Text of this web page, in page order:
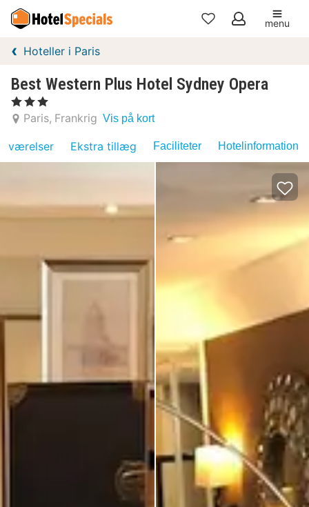
Mine
menu
Hoteller i Paris
Best Western Plus Hotel Sydney Opera
, 3 Stjerner
Paris Frankrig Vis på kort
værelser Ekstra tillæg Faciliteter Hotelinformation